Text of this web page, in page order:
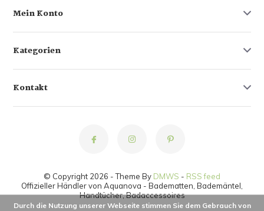
Mein Konto
Kategorien
Kontakt
© Copyright 2026 - Theme By DMWS - RSS feed
Offizieller Händler von Aquanova - Badematten, Bademäntel,
Handtücher, Badaccessoires
Durch die Nutzung unserer Webseite stimmen Sie dem Gebrauch von